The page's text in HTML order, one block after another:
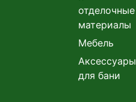
отделочные
материалы
Мебель
Аксессуары
для бани